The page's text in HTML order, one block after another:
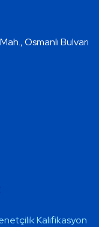
Osmanlı Bulvarı
Kalifikasyon